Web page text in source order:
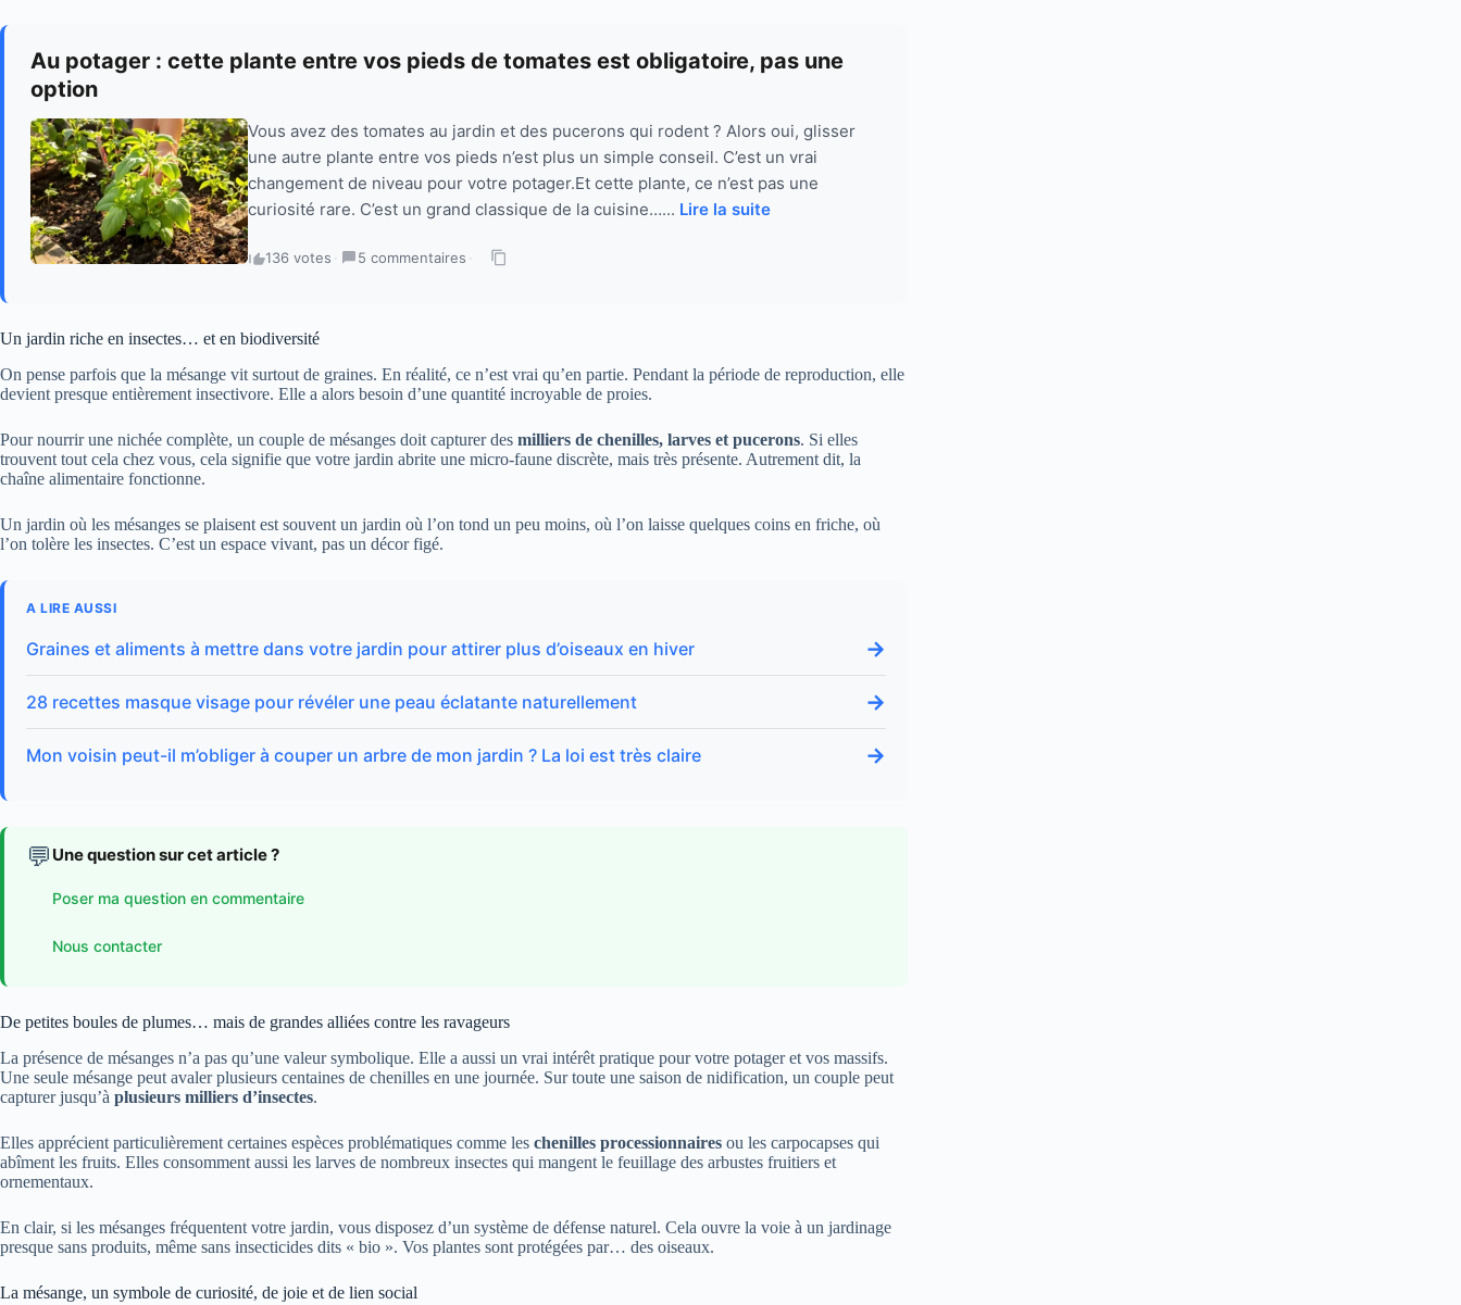
Au potager : cette plante entre vos pieds de tomates est obligatoire, pas une
option
Vous avez des tomates au jardin et des pucerons qui rodent ? Alors oui, glisser
une autre plante entre vos pieds n’est plus un simple conseil. C’est un vrai
changement de niveau pour votre potager.Et cette plante, ce n’est pas une
curiosité rare. C’est un grand classique de la cuisine…... Lire la suite
136 votes · 5 commentaires ·
Un jardin riche en insectes… et en biodiversité
On pense parfois que la mésange vit surtout de graines. En réalité, ce n’est vrai qu’en partie. Pendant la période de reproduction, elle
devient presque entièrement insectivore. Elle a alors besoin d’une quantité incroyable de proies.
Pour nourrir une nichée complète, un couple de mésanges doit capturer des milliers de chenilles, larves et pucerons. Si elles
trouvent tout cela chez vous, cela signifie que votre jardin abrite une micro-faune discrète, mais très présente. Autrement dit, la
chaîne alimentaire fonctionne.
Un jardin où les mésanges se plaisent est souvent un jardin où l’on tond un peu moins, où l’on laisse quelques coins en friche, où
l’on tolère les insectes. C’est un espace vivant, pas un décor figé.
A LIRE AUSSI
Graines et aliments à mettre dans votre jardin pour attirer plus d’oiseaux en hiver →
28 recettes masque visage pour révéler une peau éclatante naturellement →
Mon voisin peut-il m’obliger à couper un arbre de mon jardin ? La loi est très claire →
💬 Une question sur cet article ?
Poser ma question en commentaire
Nous contacter
De petites boules de plumes… mais de grandes alliées contre les ravageurs
La présence de mésanges n’a pas qu’une valeur symbolique. Elle a aussi un vrai intérêt pratique pour votre potager et vos massifs.
Une seule mésange peut avaler plusieurs centaines de chenilles en une journée. Sur toute une saison de nidification, un couple peut
capturer jusqu’à plusieurs milliers d’insectes.
Elles apprécient particulièrement certaines espèces problématiques comme les chenilles processionnaires ou les carpocapses qui
abîment les fruits. Elles consomment aussi les larves de nombreux insectes qui mangent le feuillage des arbustes fruitiers et
ornementaux.
En clair, si les mésanges fréquentent votre jardin, vous disposez d’un système de défense naturel. Cela ouvre la voie à un jardinage
presque sans produits, même sans insecticides dits « bio ». Vos plantes sont protégées par… des oiseaux.
La mésange, un symbole de curiosité, de joie et de lien social